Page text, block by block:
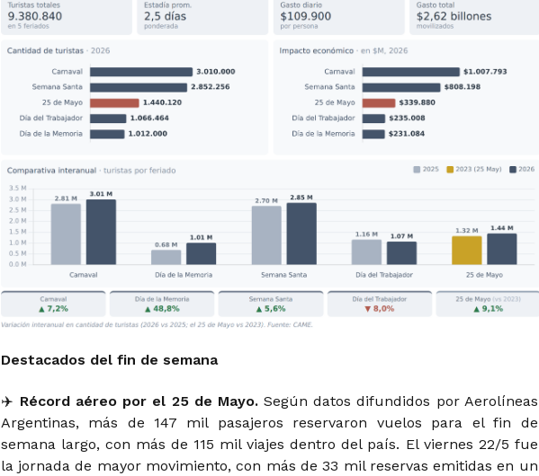
Destacados del fin de semana
✈️ Récord aéreo por el 25 de Mayo.Según datos difundidos por Aerolíneas
Argentinas, más de 147 mil pasajeros reservaron vuelos para el fin de
semana largo, con más de 115 mil viajes dentro del país. El viernes 22/5 fue
la jornada de mayor movimiento, con más de 33 mil reservas emitidas en un